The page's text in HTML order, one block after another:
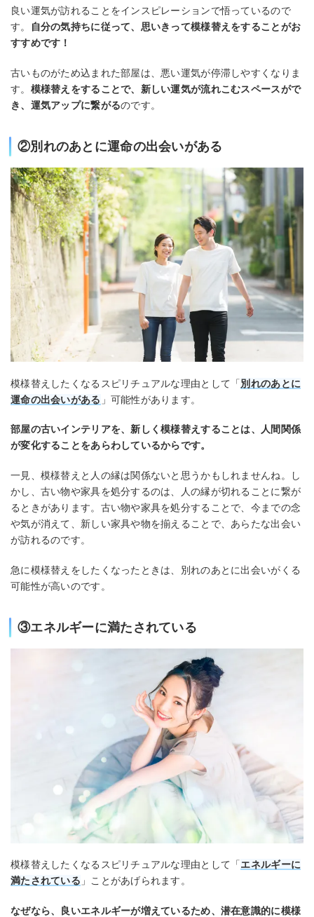
良い運気が訪れることをインスピレーションで悟っているので
す。
自分の気持ちに従って、思いきって模様替えをすることがお
すすめです！
古いものがため込まれた部屋は、悪い運気が停滞しやすくなりま
す。 模様替えをすることで、新しい運気が流れこむスペースがで
き、運気アップに繋がるのです。
②別れのあとに運命の出会いがある
模様替えしたくなるスピリチュアルな理由として「別れのあとに
運命の出会いがある 」可能性があります。
部屋の古いインテリアを、新しく模様替えすることは、人間関係
が変化することをあらわしているからです。
一見、模様替えと人の縁は関係ないと思うかもしれませんね。し
かし、古い物や家具を処分するのは、人の縁が切れることに繋が
るときがあります。古い物や家具を処分することで、今までの念
や気が消えて、新しい家具や物を揃えることで、あらたな出会い
が訪れるのです。
急に模様替えをしたくなったときは、別れのあとに出会いがくる
可能性が高いのです。
③エネルギーに満たされている
模様替えしたくなるスピリチュアルな理由として「エネルギーに
満たされている 」ことがあげられます。
なぜなら、良いエネルギーが増えているため、潜在意識的に模様